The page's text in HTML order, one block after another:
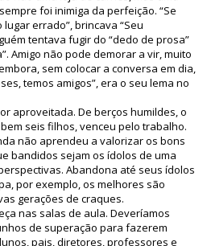
foi inimiga da perfeição. “Se
errado”, brincava “Seu
tentava fugir do “dedo de prosa”
Amigo não pode demorar a vir, muito
sem colocar a conversa em dia,
temos amigos”, era o seu lema no
aproveitada. De berços humildes, o
seis filhos, venceu pelo trabalho.
não aprendeu a valorizar os bons
bandidos sejam os ídolos de uma
Abandona até seus ídolos
por exemplo, os melhores são
gerações de craques.
nas salas de aula. Deveríamos
de superação para fazerem
pais, diretores, professores e